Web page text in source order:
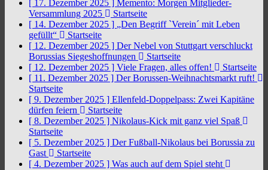
[ 17. Dezember 2025 ] Memento: Morgen Mitglieder-
Versammlung 2025
Startseite
[ 14. Dezember 2025 ] „Den Begriff `Verein´ mit Leben
gefüllt“
Startseite
[ 12. Dezember 2025 ] Der Nebel von Stuttgart verschluckt
Borussias Siegeshoffnungen
Startseite
[ 12. Dezember 2025 ] Viele Fragen, alles offen!
Startseite
[ 11. Dezember 2025 ] Der Borussen-Weihnachtsmarkt ruft!
Startseite
[ 9. Dezember 2025 ] Ellenfeld-Doppelpass: Zwei Kapitäne
dürfen feiern
Startseite
[ 8. Dezember 2025 ] Nikolaus-Kick mit ganz viel Spaß
Startseite
[ 5. Dezember 2025 ] Der Fußball-Nikolaus bei Borussia zu
Gast
Startseite
[ 4. Dezember 2025 ] Was auch auf dem Spiel steht